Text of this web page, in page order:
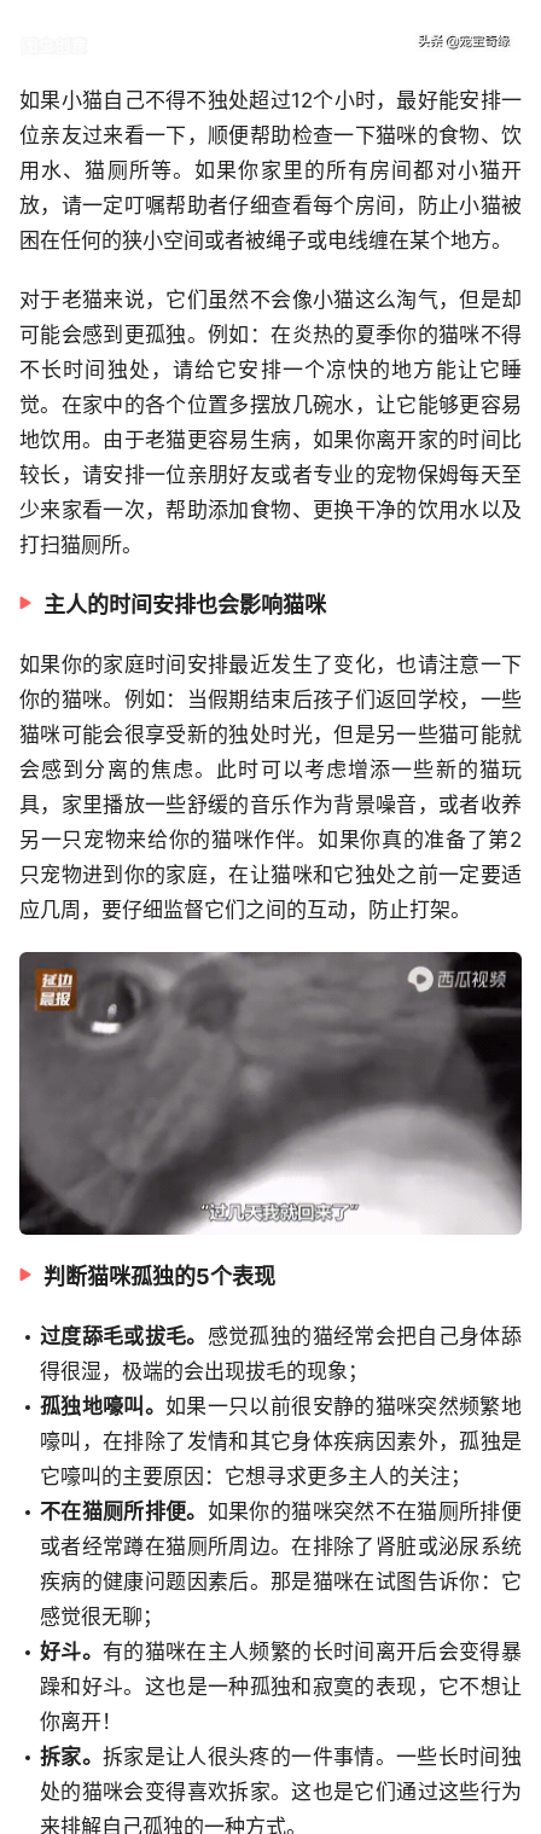
如果小猫自己不得不独处超过12个小时，最好能安排一
位亲友过来看一下，顺便帮助检查一下猫咪的食物、饮
用水、猫厕所等。如果你家里的所有房间都对小猫开
放，请一定叮嘱帮助者仔细查看每个房间，防止小猫被
困在任何的狭小空间或者被绳子或电线缠在某个地方。
对于老猫来说，它们虽然不会像小猫这么淘气，但是却
可能会感到更孤独。例如：在炎热的夏季你的猫咪不得
不长时间独处，请给它安排一个凉快的地方能让它睡
觉。在家中的各个位置多摆放几碗水，让它能够更容易
地饮用。由于老猫更容易生病，如果你离开家的时间比
较长，请安排一位亲朋好友或者专业的宠物保姆每天至
少来家看一次，帮助添加食物、更换干净的饮用水以及
打扫猫厕所。
主人的时间安排也会影响猫咪
如果你的家庭时间安排最近发生了变化，也请注意一下
你的猫咪。例如：当假期结束后孩子们返回学校，一些
猫咪可能会很享受新的独处时光，但是另一些猫可能就
会感到分离的焦虑。此时可以考虑增添一些新的猫玩
具，家里播放一些舒缓的音乐作为背景噪音，或者收养
另一只宠物来给你的猫咪作伴。如果你真的准备了第2
只宠物进到你的家庭，在让猫咪和它独处之前一定要适
应几周，要仔细监督它们之间的互动，防止打架。
判断猫咪孤独的5个表现
过度舔毛或拔毛。 感觉孤独的猫经常会把自己身体舔
得很湿，极端的会出现拔毛的现象；
孤独地嚎叫。如果一只以前很安静的猫咪突然频繁地
嚎叫，在排除了发情和其它身体疾病因素外，孤独是
它嚎叫的主要原因：它想寻求更多主人的关注；
不在猫厕所排便。 如果你的猫咪突然不在猫厕所排便
或者经常蹲在猫厕所周边。在排除了肾脏或泌尿系统
疾病的健康问题因素后。那是猫咪在试图告诉你：它
感觉很无聊；
好斗。 有的猫咪在主人频繁的长时间离开后会变得暴
躁和好斗。这也是一种孤独和寂寞的表现，它不想让
你离开！
拆家。拆家是让人很头疼的一件事情。一些长时间独
处的猫咪会变得喜欢拆家。这也是它们通过这些行为
来排解自己孤独的一种方式。